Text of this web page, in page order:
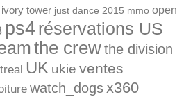
ivory tower just dance 2015 mmo open
ps4réservations US
the crewthe division
UK ukie ventes
watch_dogsx360